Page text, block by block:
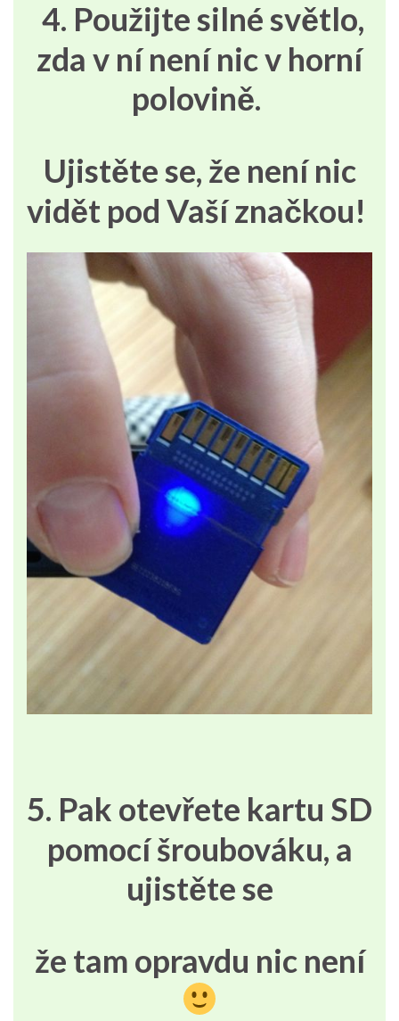
4. Použijte silné světlo,
zda v ní není nic v horní
polovině.
Ujistěte se, že není nic
vidět pod Vaší značkou!
5. Pak otevřete kartu SD
pomocí šroubováku, a
ujistěte se
že tam opravdu nic není